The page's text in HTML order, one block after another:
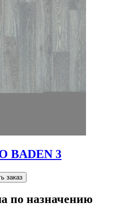
BADEN 3
заказ
по назначению